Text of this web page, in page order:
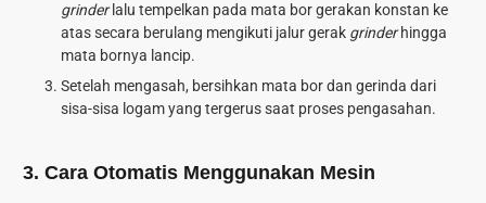
grinderlalu tempelkan pada mata bor gerakan konstan ke
atas secara berulang mengikuti jalur gerak grinderhingga
mata bornya lancip.
Setelah mengasah, bersihkan mata bor dan gerinda dari
sisa-sisa logam yang tergerus saat proses pengasahan.
3. Cara Otomatis Menggunakan Mesin